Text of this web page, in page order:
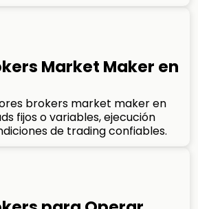
Market Maker en
brokers market maker en
fijos o variables, ejecución
de trading confiables.